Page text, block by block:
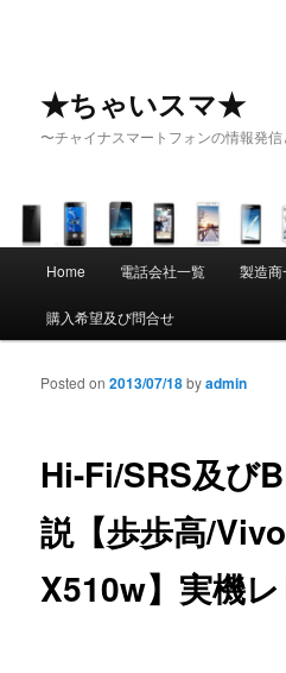
★ちゃいスマ★
〜チャイナスマートフォンの情報発
Skip to primary content
Skip to secondary content
Home 電話会社一覧 製造
購入希望及び問合せ
Hi-Fi/SRS及び
説【歩歩高/
X510w】実機
Posted on2013/07/18byadmin